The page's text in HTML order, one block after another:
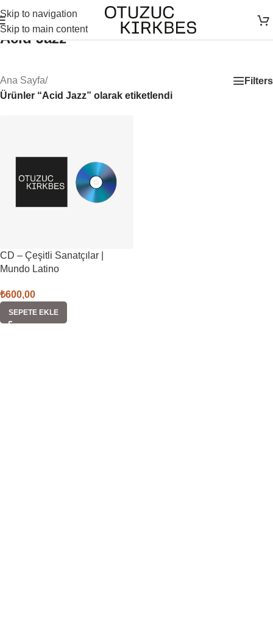
Skip to navigation
Skip to main content
Acid Jazz
Ana Sayfa/
Ürünler “Acid Jazz” olarak etiketlendi
Filters
CD – Çeşitli Sanatçılar |
Mundo Latino
₺600,00
SEPETE EKLE